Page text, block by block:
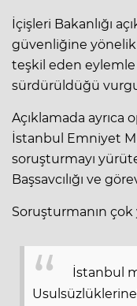
İçişleri Bakanlığı
güvenliğine
teşkil eden eylemle
sürdürüldüğü
Açıklamada
İstanbul Emniyet
soruşturmayı
Başsavcılığı ve
Soruşturmanın
İstanbul